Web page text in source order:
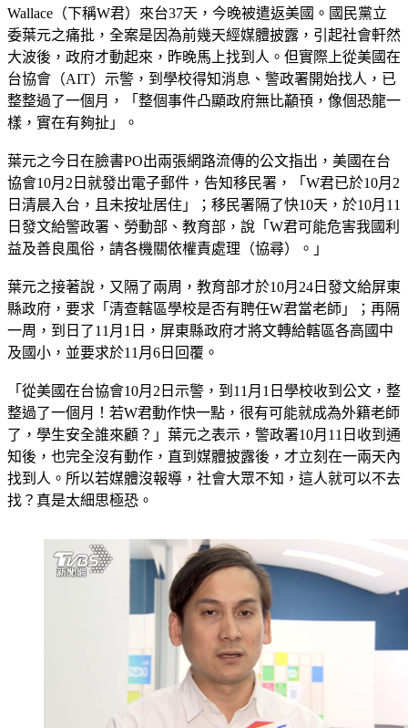
一名曾犯下兒少猥褻案遭列管的美籍男子Levi Forrest
Wallace（下稱W君）來台37天，今晚被遣返美國。國民黨立
委葉元之痛批，全案是因為前幾天經媒體披露，引起社會軒然
大波後，政府才動起來，昨晚馬上找到人。但實際上從美國在
台協會（AIT）示警，到學校得知消息、警政署開始找人，已
整整過了一個月，「整個事件凸顯政府無比顢頇，像個恐龍一
葉元之今日在臉書PO出兩張網路流傳的公文指出，美國在台
協會10月2日就發出電子郵件，告知移民署，「W君已於10月2
日清晨入台，且未按址居住」；移民署隔了快10天，於10月11
日發文給警政署、勞動部、教育部，說「W君可能危害我國利
葉元之接著說，又隔了兩周，教育部才於10月24日發文給屏東
縣政府，要求「清查轄區學校是否有聘任W君當老師」；再隔
一周，到日了11月1日，屏東縣政府才將文轉給轄區各高國中
「從美國在台協會10月2日示警，到11月1日學校收到公文，整
整過了一個月！若W君動作快一點，很有可能就成為外籍老師
了，學生安全誰來顧？」葉元之表示，警政署10月11日收到通
知後，也完全沒有動作，直到媒體披露後，才立刻在一兩天內
找到人。所以若媒體沒報導，社會大眾不知，這人就可以不去